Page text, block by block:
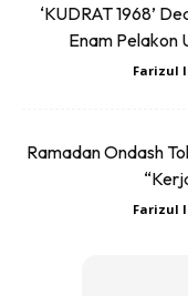
‘KUDRAT 1968’
Enam Pelakon
Farizul
Ramadan Ondash
Farizul